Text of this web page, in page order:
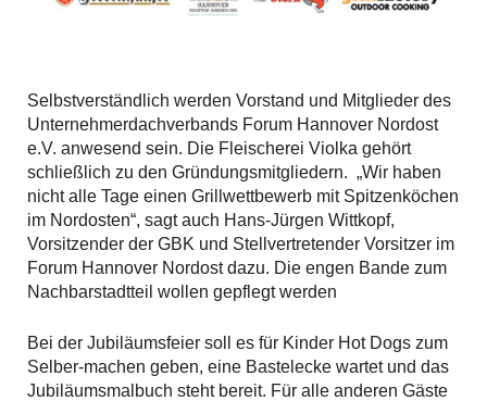
Selbstverständlich werden Vorstand und Mitglieder des
Unternehmerdachverbands Forum Hannover Nordost
e.V. anwesend sein. Die Fleischerei Violka gehört
schließlich zu den Gründungsmitgliedern. „Wir haben
nicht alle Tage einen Grillwettbewerb mit Spitzenköchen
im Nordosten“, sagt auch Hans-Jürgen Wittkopf,
Vorsitzender der GBK und Stellvertretender Vorsitzer im
Forum Hannover Nordost dazu. Die engen Bande zum
Nachbarstadtteil wollen gepflegt werden
Bei der Jubiläumsfeier soll es für Kinder Hot Dogs zum
Selber-machen geben, eine Bastelecke wartet und das
Jubiläumsmalbuch steht bereit. Für alle anderen Gäste